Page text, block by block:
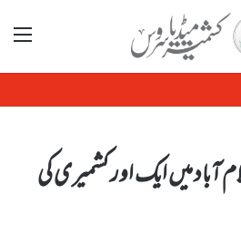
مینو
آباد میں ایک اور کشمیری کی